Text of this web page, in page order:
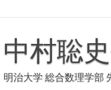
中村聡
明治大学 総合数理学部